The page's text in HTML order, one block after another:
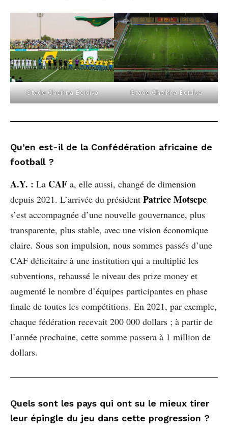
Stade Cheikha Boïdiya Stade Cheikha Boïdiya
Qu’en est-il de la Confédération africaine de
football ?
A.Y. : La CAF a, elle aussi, changé de dimension
depuis 2021. L’arrivée du président Patrice Motsepe
s’est accompagnée d’une nouvelle gouvernance, plus
transparente, plus stable, avec une vision économique
claire. Sous son impulsion, nous sommes passés d’une
CAF déficitaire à une institution qui a multiplié les
subventions, rehaussé le niveau des prize money et
augmenté le nombre d’équipes participantes en phase
finale de toutes les compétitions. En 2021, par exemple,
chaque fédération recevait 200 000 dollars ; à partir de
l’année prochaine, cette somme passera à 1 million de
dollars.
Quels sont les pays qui ont su le mieux tirer
leur épingle du jeu dans cette progression ?